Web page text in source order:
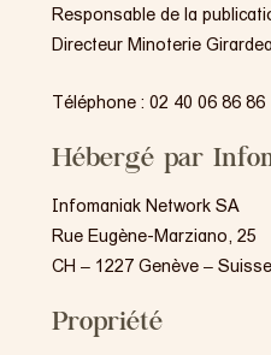
Contactez-nous
Responsable de la
Directeur Minoterie
Téléphone : 02 40 06 86 86
Hébergé par
Infomaniak Network SA
Rue Eugène-Marziano, 25
CH – 1227 Genève – Suisse
Propriété